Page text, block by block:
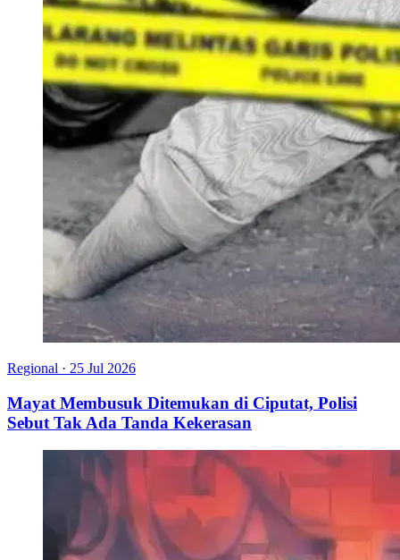
Regional · 25 Jul 2026
Mayat Membusuk Ditemukan di Ciputat, Polisi
Sebut Tak Ada Tanda Kekerasan